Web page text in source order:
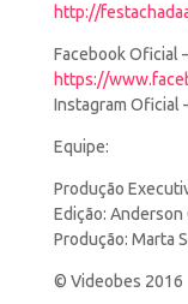
http://
Facebook Oficial
https://
Instagram Oficial
Equipe:
Produção
Edição: Anderson
Produção: Marta
© Videobes 2016